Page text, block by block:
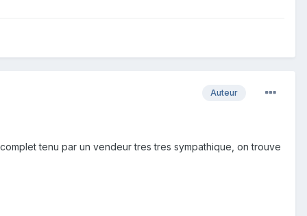
Auteur
tenu par un vendeur tres tres sympathique, on trouve